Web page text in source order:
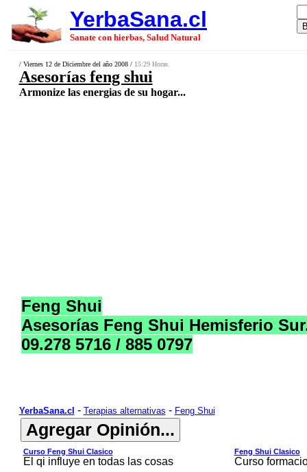
YerbaSana.cl
Sanate con hierbas, Salud Natural
/ Viernes 12 de Diciembre del año 2008 / 15:29 Horas.
Asesorías feng shui
Armonize las energias de su hogar...
Feng Shui
Asesorías Feng Shui Hemisferio
09.278 5716 / 885 0797
YerbaSana.cl - Terapias alternativas - Feng Shui
Curso Feng Shui Clasico
El qi influye en todas las cosas
Feng Shui Clasico
Curso